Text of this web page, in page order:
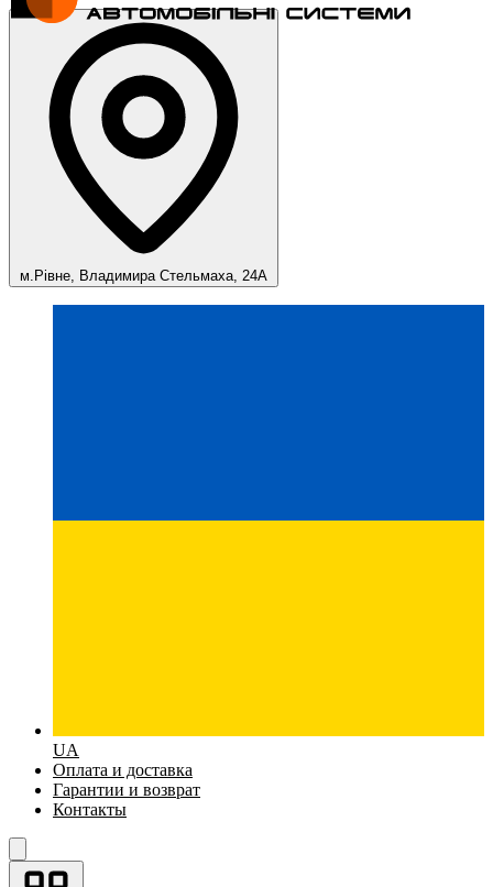
м.Рівне, Владимира Стельмаха, 24А
UA
Оплата и доставка
Гарантии и возврат
Контакты